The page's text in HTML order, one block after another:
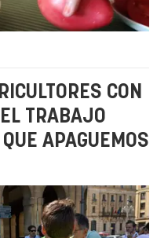
CON
TRABAJO
APAGUEMOS